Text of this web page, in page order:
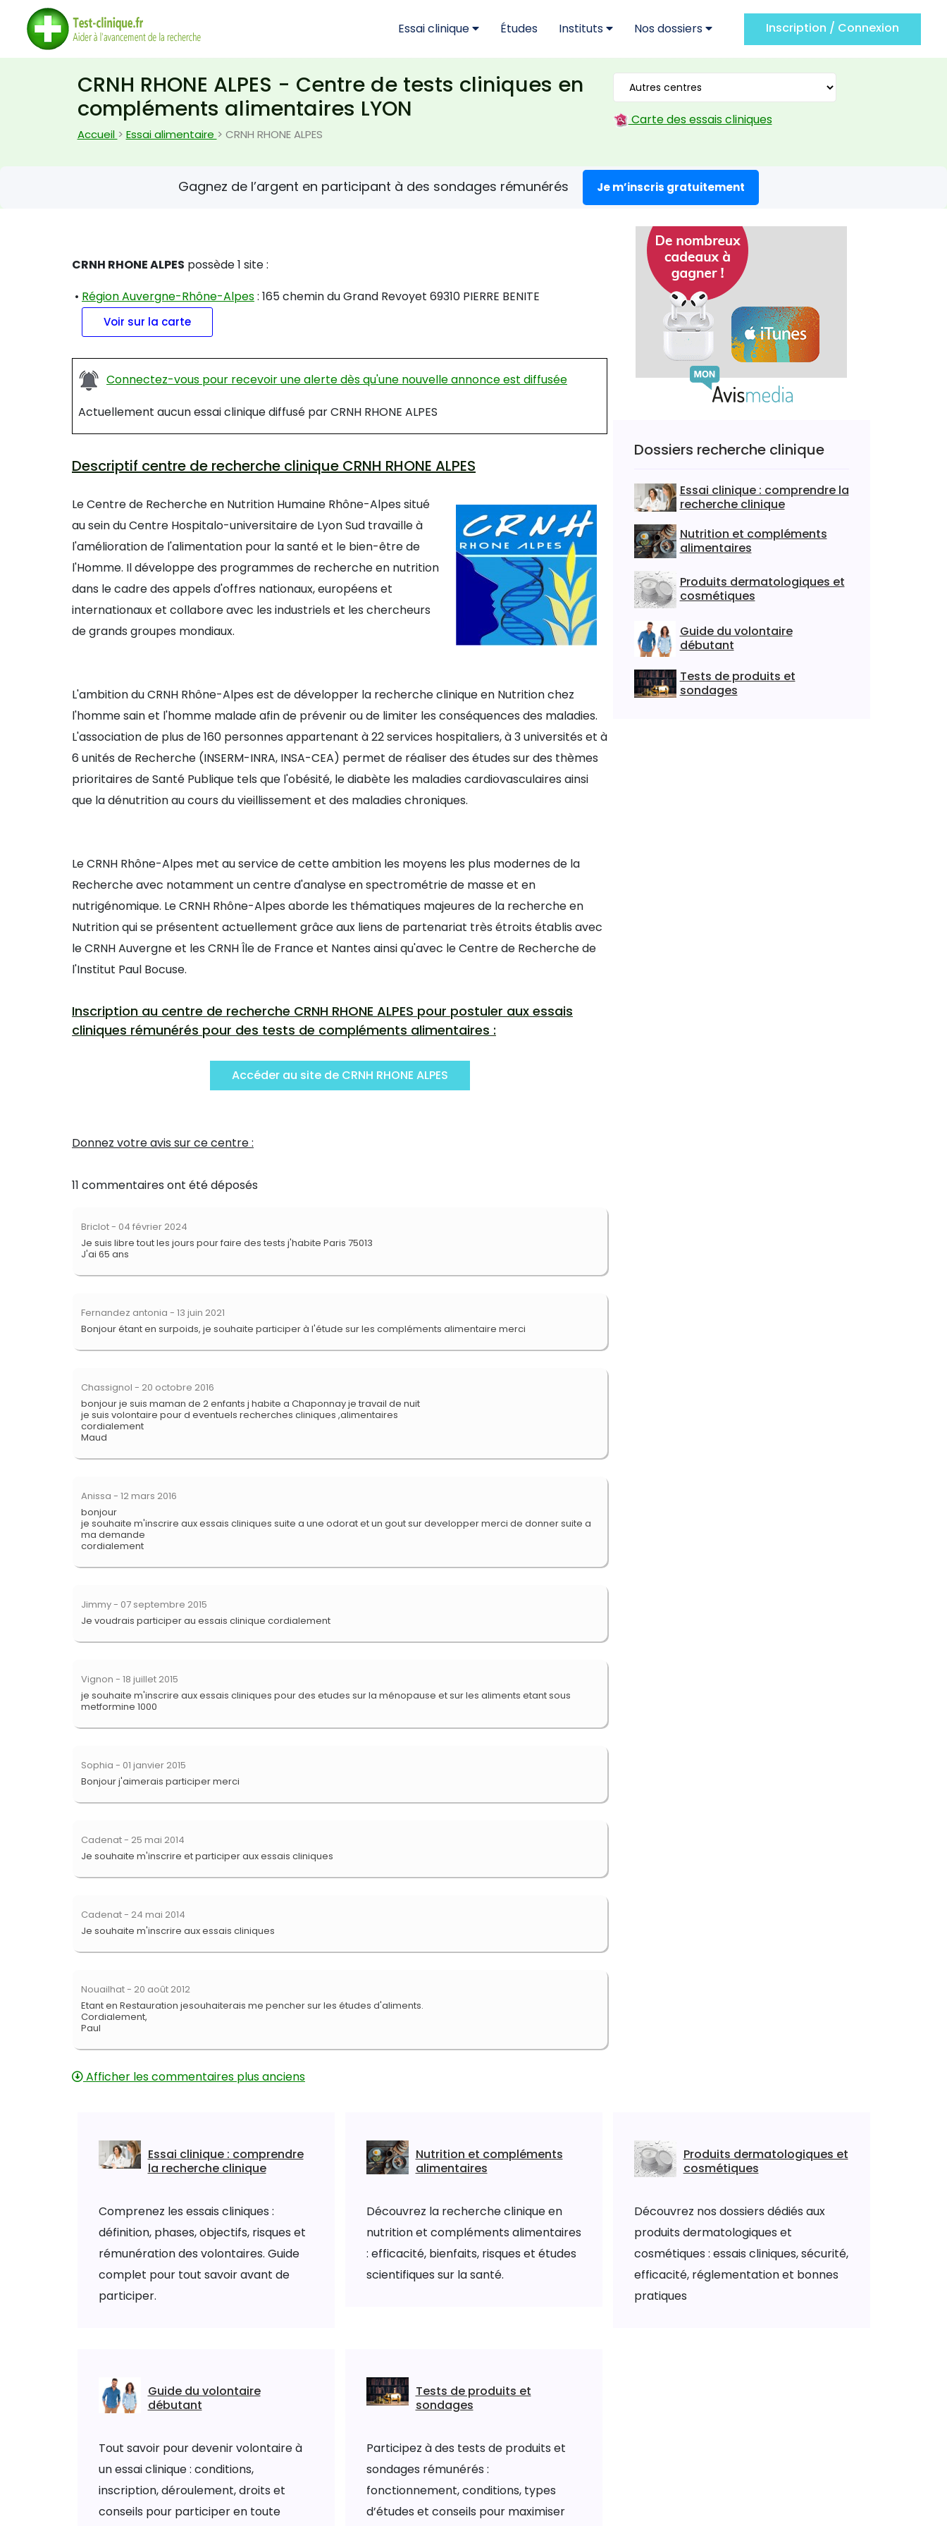
Essai clinique Études Instituts Nos dossiers Inscription / Connexion
CRNH RHONE ALPES - Centre de tests cliniques en
compléments alimentaires LYON
Accueil > Essai alimentaire > CRNH RHONE ALPES
Carte des essais cliniques
Gagnez de l’argent en participant à des sondages rémunérés Je m’inscris gratuitement
CRNH RHONE ALPES possède 1 site :
• Région Auvergne-Rhône-Alpes: 165 chemin du Grand Revoyet 69310 PIERRE BENITE
Voir sur la carte
Connectez-vous pour recevoir une alerte dès qu'une nouvelle annonce est diffusée
Actuellement aucun essai clinique diffusé par CRNH RHONE ALPES
Descriptif centre de recherche clinique CRNH RHONE ALPES
Le Centre de Recherche en Nutrition Humaine Rhône-Alpes situé
au sein du Centre Hospitalo-universitaire de Lyon Sud travaille à
l'amélioration de l'alimentation pour la santé et le bien-être de
l'Homme. Il développe des programmes de recherche en nutrition
dans le cadre des appels d'offres nationaux, européens et
internationaux et collabore avec les industriels et les chercheurs
de grands groupes mondiaux.
L'ambition du CRNH Rhône-Alpes est de développer la recherche clinique en Nutrition chez
l'homme sain et l'homme malade afin de prévenir ou de limiter les conséquences des maladies.
L'association de plus de 160 personnes appartenant à 22 services hospitaliers, à 3 universités et à
6 unités de Recherche (INSERM-INRA, INSA-CEA) permet de réaliser des études sur des thèmes
prioritaires de Santé Publique tels que l'obésité, le diabète les maladies cardiovasculaires ainsi
que la dénutrition au cours du vieillissement et des maladies chroniques.
Le CRNH Rhône-Alpes met au service de cette ambition les moyens les plus modernes de la
Recherche avec notamment un centre d'analyse en spectrométrie de masse et en
nutrigénomique. Le CRNH Rhône-Alpes aborde les thématiques majeures de la recherche en
Nutrition qui se présentent actuellement grâce aux liens de partenariat très étroits établis avec
le CRNH Auvergne et les CRNH Île de France et Nantes ainsi qu'avec le Centre de Recherche de
l'Institut Paul Bocuse.
Inscription au centre de recherche CRNH RHONE ALPES pour postuler aux essais
cliniques rémunérés pour des tests de compléments alimentaires :
Accéder au site de CRNH RHONE ALPES
Donnez votre avis sur ce centre :
11 commentaires ont été déposés
Briclot- 04 février 2024
Je suis libre tout les jours pour faire des tests j'habite Paris 75013
J'ai 65 ans
Fernandez antonia - 13 juin 2021
Bonjour étant en surpoids, je souhaite participer à l'étude sur les compléments alimentaire merci
Chassignol - 20 octobre 2016
bonjour je suis maman de 2 enfants j habite a Chaponnay je travail de nuit
je suis volontaire pour d eventuels recherches cliniques ,alimentaires
cordialement
Maud
Anissa - 12 mars 2016
bonjour
je souhaite m'inscrire aux essais cliniques suite a une odorat et un gout sur developper merci de donner suite a
ma demande
cordialement
Jimmy- 07 septembre 2015
Je voudrais participer au essais clinique cordialement
Vignon - 18 juillet 2015
je souhaite m'inscrire aux essais cliniques pour des etudes sur la ménopause et sur les aliments etant sous
metformine 1000
Sophia - 01 janvier 2015
Bonjour j'aimerais participer merci
Cadenat- 25 mai 2014
Je souhaite m'inscrire et participer aux essais cliniques
Cadenat- 24 mai 2014
Je souhaite m'inscrire aux essais cliniques
Nouailhat- 20 août 2012
Etant en Restauration jesouhaiterais me pencher sur les études d'aliments.
Cordialement,
Paul
Afficher les commentaires plus anciens
Dossiers recherche clinique
Essai clinique : comprendre la
recherche clinique
Nutrition et compléments
alimentaires
Produits dermatologiques et
cosmétiques
Guide du volontaire
débutant
Tests de produits et
sondages
Essai clinique : comprendre
la recherche clinique
Comprenez les essais cliniques :
définition, phases, objectifs, risques et
rémunération des volontaires. Guide
complet pour tout savoir avant de
participer.
Nutrition et compléments
alimentaires
Découvrez la recherche clinique en
nutrition et compléments alimentaires
: efficacité, bienfaits, risques et études
scientifiques sur la santé.
Produits dermatologiques et
cosmétiques
Découvrez nos dossiers dédiés aux
produits dermatologiques et
cosmétiques : essais cliniques, sécurité,
efficacité, réglementation et bonnes
pratiques
Guide du volontaire
débutant
Tout savoir pour devenir volontaire à
un essai clinique : conditions,
inscription, déroulement, droits et
conseils pour participer en toute
Tests de produits et
sondages
Participez à des tests de produits et
sondages rémunérés :
fonctionnement, conditions, types
d’études et conseils pour maximiser